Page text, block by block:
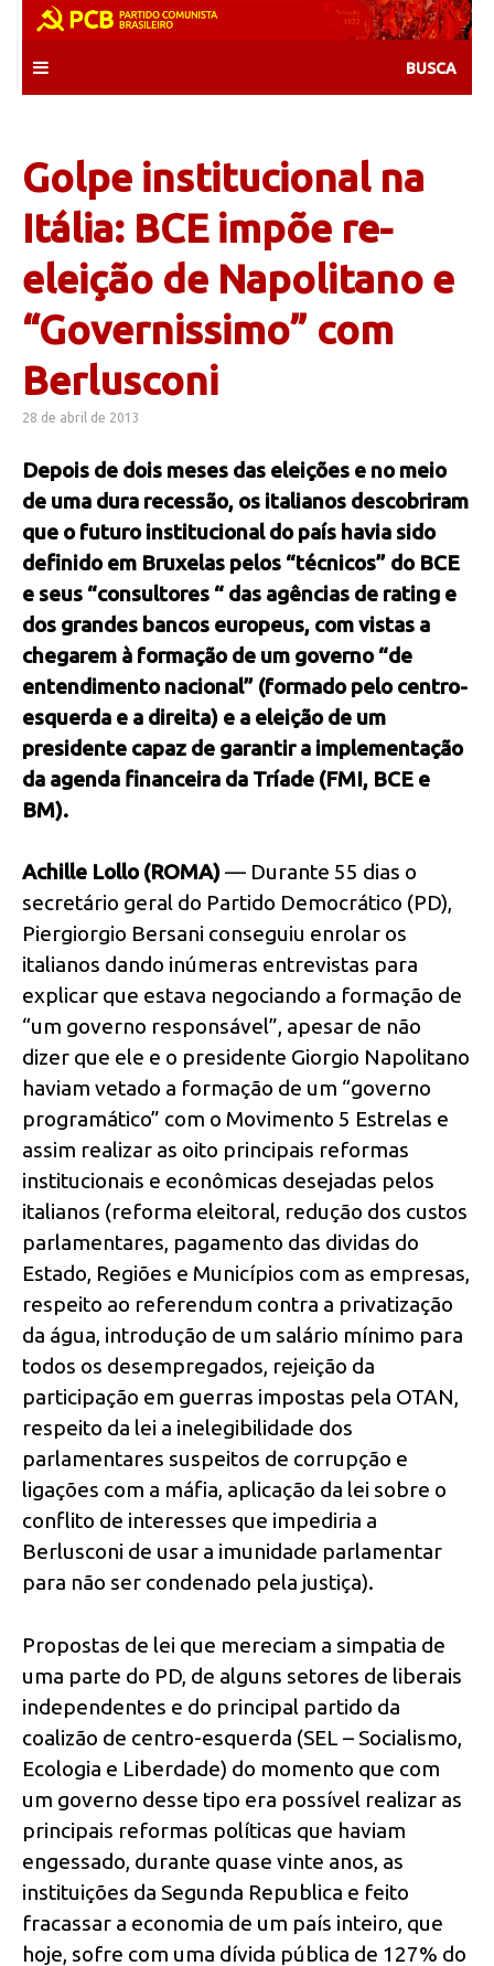
content
Golpe institucional na
Itália: BCE impõe re-
eleição de Napolitano e
“Governissimo” com
Berlusconi
28 de abril de 2013
Depois de dois meses das eleições e no meio
de uma dura recessão, os italianos descobriram
que o futuro institucional do país havia sido
definido em Bruxelas pelos “técnicos” do BCE
e seus “consultores “ das agências de rating e
dos grandes bancos europeus, com vistas a
chegarem à formação de um governo “de
entendimento nacional” (formado pelo centro-
esquerda e a direita) e a eleição de um
presidente capaz de garantir a implementação
da agenda financeira da Tríade (FMI, BCE e
BM).
Achille Lollo (ROMA)— Durante 55 dias o
secretário geral do Partido Democrático (PD),
Piergiorgio Bersani conseguiu enrolar os
italianos dando inúmeras entrevistas para
explicar que estava negociando a formação de
“um governo responsável”, apesar de não
dizer que ele e o presidente Giorgio Napolitano
haviam vetado a formação de um “governo
programático” com o Movimento 5 Estrelas e
assim realizar as oito principais reformas
institucionais e econômicas desejadas pelos
italianos (reforma eleitoral, redução dos custos
parlamentares, pagamento das dividas do
Estado, Regiões e Municípios com as empresas,
respeito ao referendum contra a privatização
da água, introdução de um salário mínimo para
todos os desempregados, rejeição da
participação em guerras impostas pela OTAN,
respeito da lei a inelegibilidade dos
parlamentares suspeitos de corrupção e
ligações com a máfia, aplicação da lei sobre o
conflito de interesses que impediria a
Berlusconi de usar a imunidade parlamentar
para não ser condenado pela justiça).
Propostas de lei que mereciam a simpatia de
uma parte do PD, de alguns setores de liberais
independentes e do principal partido da
coalizão de centro-esquerda (SEL – Socialismo,
Ecologia e Liberdade) do momento que com
um governo desse tipo era possível realizar as
principais reformas políticas que haviam
engessado, durante quase vinte anos, as
instituições da Segunda Republica e feito
fracassar a economia de um país inteiro, que
hoje, sofre com uma dívida pública de 127% do